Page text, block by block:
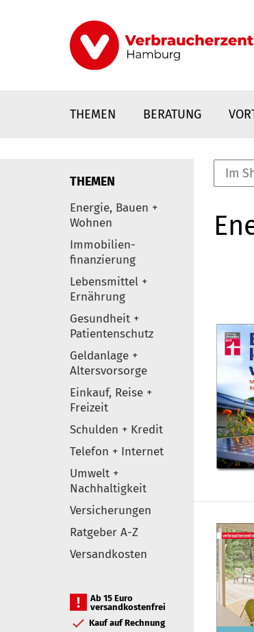
THEMEN BERATUNG
Elemente
THEMEN
Energie, Bauen +
Wohnen
Immobilien-
finanzierung
Lebensmittel +
Ernährung
Gesundheit +
Patientenschutz
Geldanlage +
Altersvorsorge
Einkauf, Reise +
Freizeit
Schulden + Kredit
Telefon + Internet
Umwelt +
Nachhaltigkeit
Versicherungen
Ratgeber A-Z
Versandkosten
Ab 15 Euro
versandkostenfrei
Kauf auf Rechnung